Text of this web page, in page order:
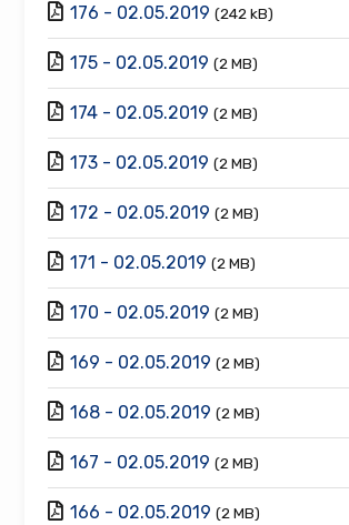
176 - 02.05.2019 (242 kB)
175 - 02.05.2019 (2 MB)
174 - 02.05.2019 (2 MB)
173 - 02.05.2019 (2 MB)
172 - 02.05.2019 (2 MB)
171 - 02.05.2019 (2 MB)
170 - 02.05.2019 (2 MB)
169 - 02.05.2019 (2 MB)
168 - 02.05.2019 (2 MB)
167 - 02.05.2019 (2 MB)
166 - 02.05.2019 (2 MB)